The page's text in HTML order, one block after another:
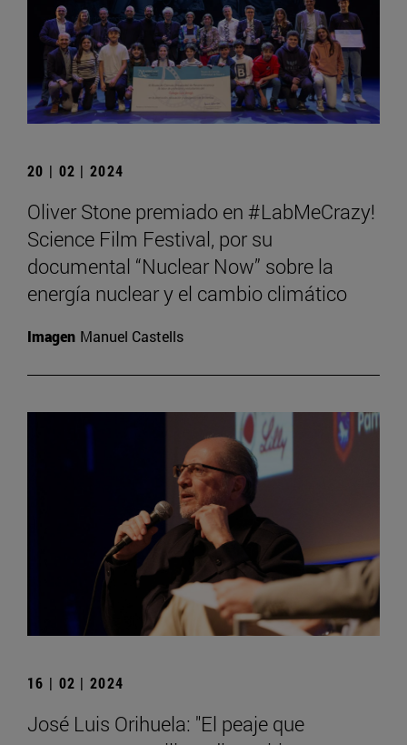
20 | 02 | 2024
Oliver Stone premiado en #LabMeCrazy!
Science Film Festival, por su
documental “Nuclear Now” sobre la
energía nuclear y el cambio climático
Imagen Manuel Castells
16 | 02 | 2024
José Luis Orihuela: "El peaje que